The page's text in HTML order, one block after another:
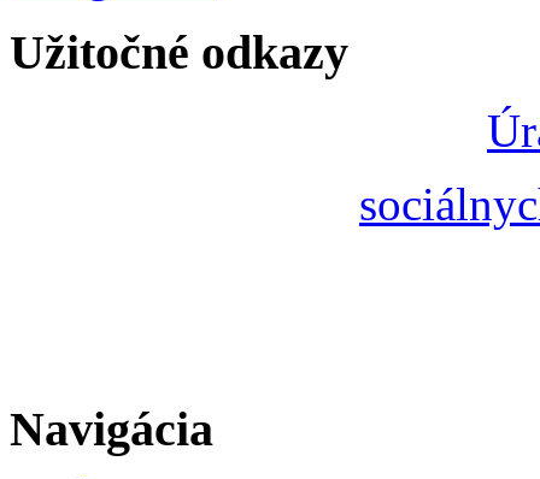
Užitočné odkazy
Navigácia